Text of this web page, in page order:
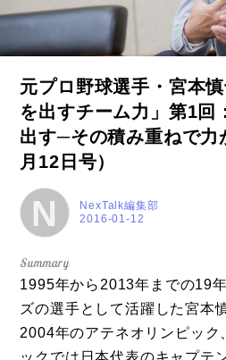
元プロ野球選手・宮本
を出すチーム力」第1回
出す─その積み重ねで力
月12日号）
N 2016-01-12
NexTalk編集部
1995年から2013年までの19
ズの選手として活躍した宮本
2004年のアテネオリンピック
ックでは日本代表のキャプテ